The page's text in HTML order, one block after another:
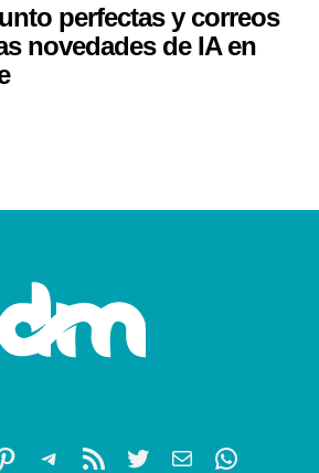
perfectas y correos
novedades de IA en